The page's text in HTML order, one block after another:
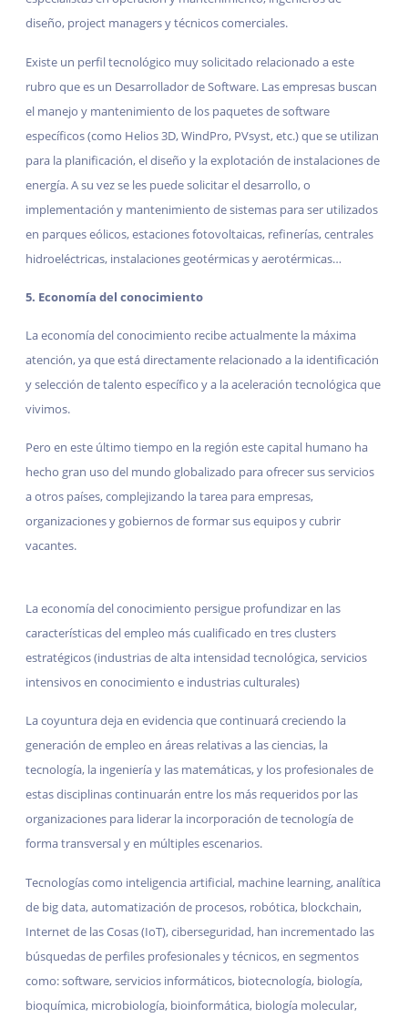
diseño, project managers y técnicos comerciales.
Existe un perfil tecnológico muy solicitado relacionado a este
rubro que es un Desarrollador de Software. Las empresas buscan
el manejo y mantenimiento de los paquetes de software
específicos (como Helios 3D, WindPro, PVsyst, etc.) que se utilizan
para la planificación, el diseño y la explotación de instalaciones de
energía. A su vez se les puede solicitar el desarrollo, o
implementación y mantenimiento de sistemas para ser utilizados
en parques eólicos, estaciones fotovoltaicas, refinerías, centrales
hidroeléctricas, instalaciones geotérmicas y aerotérmicas…
5. Economía del conocimiento
La economía del conocimiento recibe actualmente la máxima
atención, ya que está directamente relacionado a la identificación
y selección de talento específico y a la aceleración tecnológica que
vivimos.
Pero en este último tiempo en la región este capital humano ha
hecho gran uso del mundo globalizado para ofrecer sus servicios
a otros países, complejizando la tarea para empresas,
organizaciones y gobiernos de formar sus equipos y cubrir
vacantes.
La economía del conocimiento persigue profundizar en las
características del empleo más cualificado en tres clusters
estratégicos (industrias de alta intensidad tecnológica, servicios
intensivos en conocimiento e industrias culturales)
La coyuntura deja en evidencia que continuará creciendo la
generación de empleo en áreas relativas a las ciencias, la
tecnología, la ingeniería y las matemáticas, y los profesionales de
estas disciplinas continuarán entre los más requeridos por las
organizaciones para liderar la incorporación de tecnología de
forma transversal y en múltiples escenarios.
Tecnologías como inteligencia artificial, machine learning, analítica
de big data, automatización de procesos, robótica, blockchain,
Internet de las Cosas (IoT), ciberseguridad, han incrementado las
búsquedas de perfiles profesionales y técnicos, en segmentos
como: software, servicios informáticos, biotecnología, biología,
bioquímica, microbiología, bioinformática, biología molecular,